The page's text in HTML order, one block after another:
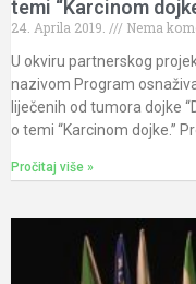
temi “Karcinom
24. Aprila 2019.
Nema
U okviru partnerskog
nazivom Program
liječenih od tumora dojke
o temi “Karcinom dojke.”
Pročitaj više »